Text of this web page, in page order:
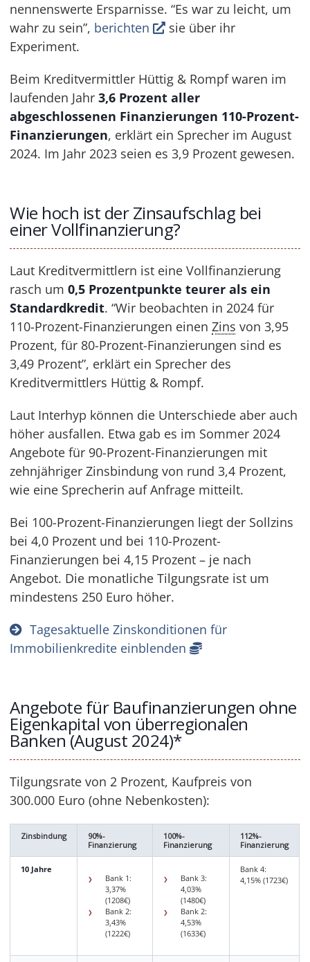
nennenswerte Ersparnisse. “Es war zu leicht, um
wahr zu sein”, berichten
sie über ihr
Experiment.
Beim Kreditvermittler Hüttig & Rompf waren im
laufenden Jahr3,6 Prozent aller
abgeschlossenen Finanzierungen 110-Prozent-
Finanzierungen, erklärt ein Sprecher im August
2024. Im Jahr 2023 seien es 3,9 Prozent gewesen.
Wie hoch ist der Zinsaufschlag bei
einer Vollfinanzierung?
Laut Kreditvermittlern ist eine Vollfinanzierung
rasch um0,5 Prozentpunkte teurer als ein
Standardkredit. “Wir beobachten in 2024 für
110-Prozent-Finanzierungen einenZins von 3,95
Prozent, für 80-Prozent-Finanzierungen sind es
3,49 Prozent”, erklärt ein Sprecher des
Kreditvermittlers Hüttig & Rompf.
Laut Interhyp können die Unterschiede aber auch
höher ausfallen. Etwa gab es im Sommer 2024
Angebote für 90-Prozent-Finanzierungen mit
zehnjähriger Zinsbindung von rund 3,4 Prozent,
wie eine Sprecherin auf Anfrage mitteilt.
Bei 100-Prozent-Finanzierungen liegt der Sollzins
bei 4,0 Prozent und bei 110-Prozent-
Finanzierungen bei 4,15 Prozent – je nach
Angebot. Die monatliche Tilgungsrate ist um
mindestens 250 Euro höher.
Tagesaktuelle Zinskonditionen für
Immobilienkredite einblenden
Angebote für Baufinanzierungen ohne
Eigenkapital von überregionalen
Banken (August 2024)*
Tilgungsrate von 2 Prozent, Kaufpreis von
300.000 Euro (ohne Nebenkosten):
Zinsbindung
90%-
Finanzierung
100%-
Finanzierung
112%-
Finanzierung
10 Jahre
Bank 1:
3,37%
(1208€)
Bank 2:
3,43%
(1222€)
Bank 3:
4,03%
(1480€)
Bank 2:
4,53%
(1633€)
Bank 4:
4,15% (1723€)